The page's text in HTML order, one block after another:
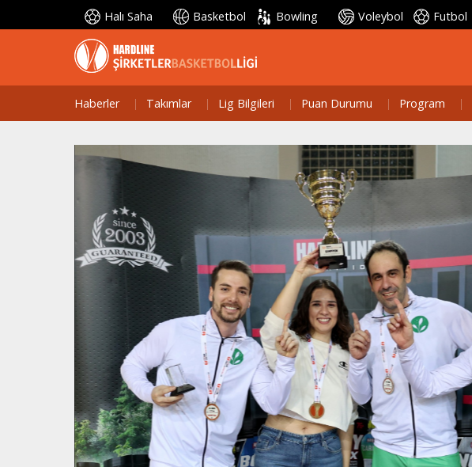
Haberler Takımlar Lig Bilgileri Puan Durumu Program
Halı Saha Basketbol Bowling Voleybol Futbol